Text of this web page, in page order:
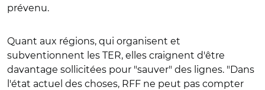
prévenu.
Quant aux régions, qui organisent et
subventionnent les TER, elles craignent d'être
davantage sollicitées pour "sauver" des lignes. "Dans
l'état actuel des choses, RFF ne peut pas compter